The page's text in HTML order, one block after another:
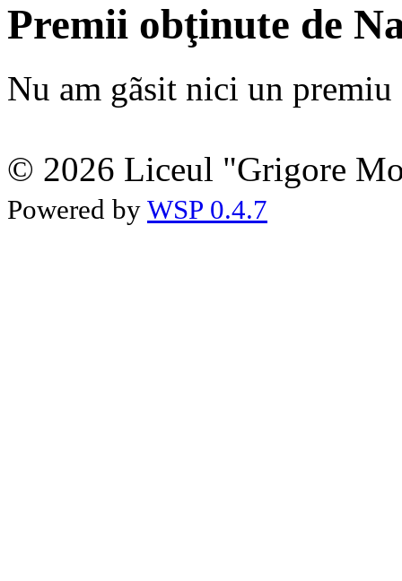
Premii obţinute de
Nu am gãsit nici un premiu
© 2026 Liceul "Grigore
Powered by WSP 0.4.7